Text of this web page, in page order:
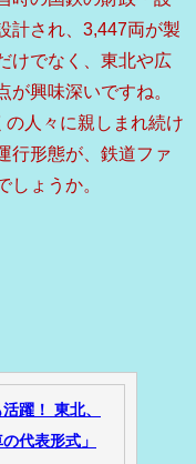
計され、3,447両が製
けでなく、東北や広
が興味深いですね。
人々に親しまれ続け
行形態が、鉄道ファ
しょうか。
躍！ 東北、
代表形式」